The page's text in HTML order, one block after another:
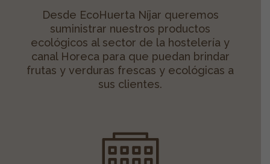
Desde EcoHuerta Níjar queremos
suministrar nuestros productos
ecológicos al sector de la hostelería y
canal Horeca para que puedan brindar
frutas y verduras frescas y ecológicas a
sus clientes.